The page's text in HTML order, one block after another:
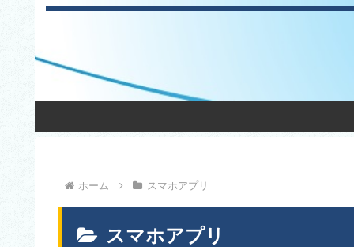
ホーム スマホアプリ
スマホアプリ